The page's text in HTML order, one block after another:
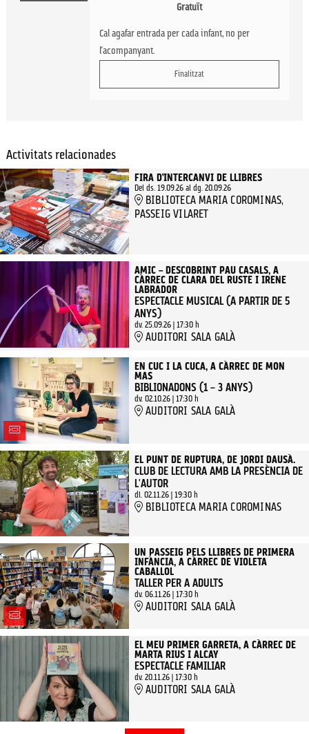
Gratuït
Cal agafar entrada per cada infant, no per
l'acompanyant.
Finalitzat
Activitats relacionades
FIRA D’INTERCANVI DE LLIBRES
Del ds. 19.09.26al dg. 20.09.26
BIBLIOTECA MARIA COROMINAS,
PASSEIG VILARET
AMIC – DESCOBRINT PAU CASALS, A
CÀRREC DE CLARA DEL RUSTE I IRENE
LABRADOR
ESPECTACLE MUSICAL (A PARTIR DE 5
ANYS)
dv. 25.09.26| 17:30 h
AUDITORI SALA GALÀ
EN CUC I LA CUCA, A CÀRREC DE MON
MAS
BIBLIONADONS (1 – 3 ANYS)
dv. 02.10.26| 17:30 h
AUDITORI SALA GALÀ
EL PUNT DE RUPTURA, DE JORDI DAUSÀ.
CLUB DE LECTURA AMB LA PRESÈNCIA DE
L'AUTOR
dl. 02.11.26| 19:30 h
BIBLIOTECA MARIA COROMINAS
UN PASSEIG PELS LLIBRES DE PRIMERA
INFÀNCIA, A CÀRREC DE VIOLETA
CABALLOL
TALLER PER A ADULTS
dv. 06.11.26| 17:30 h
AUDITORI SALA GALÀ
EL MEU PRIMER GARRETA, A CÀRREC DE
MARTA RIUS I ALCAY
ESPECTACLE FAMILIAR
dv. 20.11.26| 17:30 h
AUDITORI SALA GALÀ